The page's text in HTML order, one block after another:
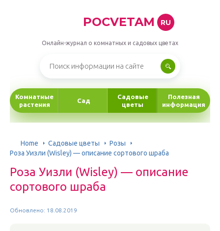
POCVETAM RU
Онлайн-журнал о комнатных и садовых цветах
Комнатные
растения
Сад
Садовые
цветы
Полезная
информация
Home Садовые цветы
Розы
Роза Уизли (Wisley) — описание сортового шраба
Роза Уизли (Wisley) — описание
сортового шраба
Обновлено: 18.08.2019